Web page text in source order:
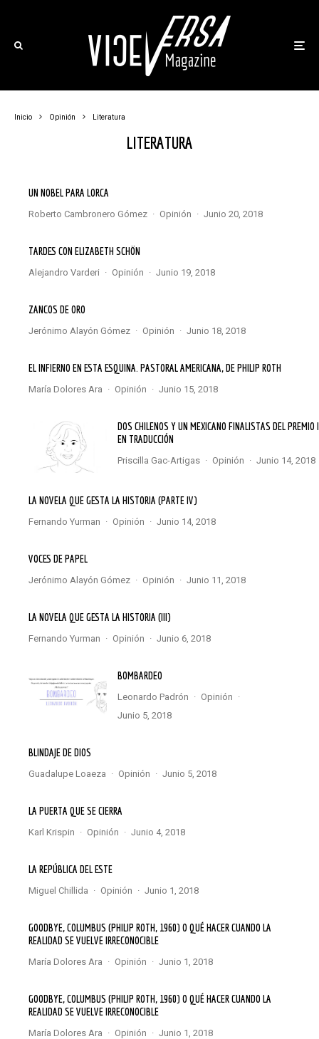
Inicio Opinión Literatura
LITERATURA
UN NOBEL PARA LORCA
Roberto Cambronero Gómez · Opinión · junio 20, 2018
TARDES CON ELIZABETH SCHÖN
Alejandro Varderi · Opinión · junio 19, 2018
ZANCOS DE ORO
Jerónimo Alayón Gómez · Opinión · junio 18, 2018
EL INFIERNO EN ESTA ESQUINA. PASTORAL AMERICANA, DE PHILIP ROTH
María Dolores Ara · Opinión · junio 15, 2018
DOS CHILENOS Y UN MEXICANO FINALISTAS DEL PREMIO ILBA
EN TRADUCCIÓN
Priscilla Gac-Artigas · Opinión · junio 14, 2018
LA NOVELA QUE GESTA LA HISTORIA (PARTE IV)
Fernando Yurman · Opinión · junio 14, 2018
VOCES DE PAPEL
Jerónimo Alayón Gómez · Opinión · junio 11, 2018
LA NOVELA QUE GESTA LA HISTORIA (III)
Fernando Yurman · Opinión · junio 6, 2018
BOMBARDEO
Leonardo Padrón · Opinión ·
junio 5, 2018
BLINDAJE DE DIOS
Guadalupe Loaeza · Opinión · junio 5, 2018
LA PUERTA QUE SE CIERRA
Karl Krispin · Opinión · junio 4, 2018
LA REPÚBLICA DEL ESTE
Miguel Chillida · Opinión · junio 1, 2018
GOODBYE, COLUMBUS (PHILIP ROTH, 1960) O QUÉ HACER CUANDO LA
REALIDAD SE VUELVE IRRECONOCIBLE
María Dolores Ara · Opinión · junio 1, 2018
GOODBYE, COLUMBUS (PHILIP ROTH, 1960) O QUÉ HACER CUANDO LA
REALIDAD SE VUELVE IRRECONOCIBLE
María Dolores Ara · Opinión · junio 1, 2018